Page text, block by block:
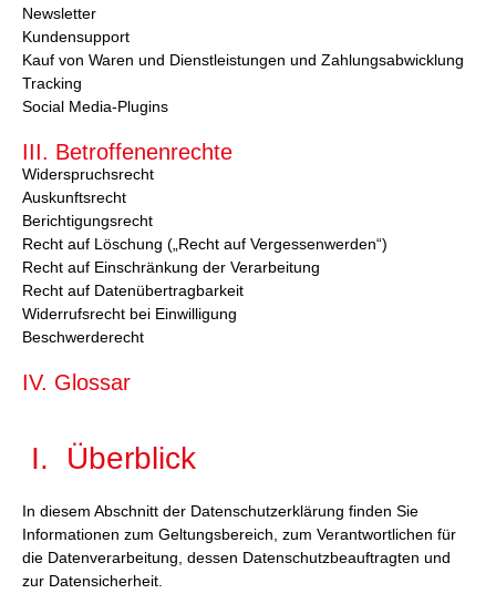
Newsletter
Kundensupport
Kauf von Waren und Dienstleistungen und Zahlungsabwicklung
Tracking
Social Media-Plugins
III. Betroffenenrechte
Widerspruchsrecht
Auskunftsrecht
Berichtigungsrecht
Recht auf Löschung („Recht auf Vergessenwerden“)
Recht auf Einschränkung der Verarbeitung
Recht auf Datenübertragbarkeit
Widerrufsrecht bei Einwilligung
Beschwerderecht
IV. Glossar
I. Überblick
In diesem Abschnitt der Datenschutzerklärung finden Sie
Informationen zum Geltungsbereich, zum Verantwortlichen für
die Datenverarbeitung, dessen Datenschutzbeauftragten und
zur Datensicherheit.